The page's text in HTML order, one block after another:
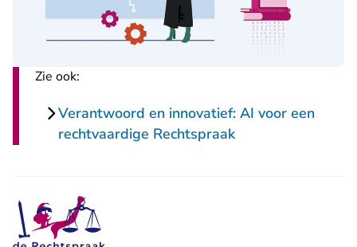
Zie ook:
Verantwoord en innovatief: AI voor een
rechtvaardige Rechtspraak